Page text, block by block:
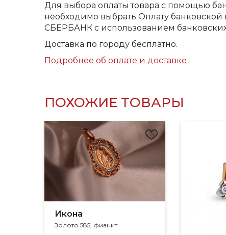
Для выбора оплаты товара с помощью
необходимо выбрать Оплату
СБЕРБАНК с использованием банковских
Доставка по городу бесплатно.
Подробнее об оплате и доставке
ПОХОЖИЕ ТОВАРЫ
Икона
Золото 585, фианит